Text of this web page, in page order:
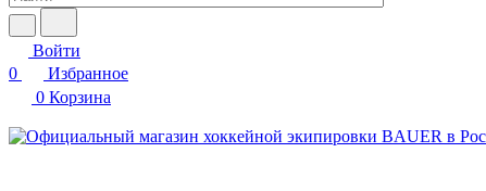
Войти
0
Избранное
0 Корзина